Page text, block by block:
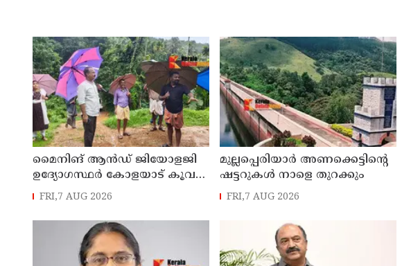
മൈനിങ് ആൻഡ്​ ജിയോളജി
ഉദ്യോഗസ്ഥർ കോളയാട് കൂവ
ഉന്നതി സന്ദർശിച്ചു
FRI,7 AUG 2026
മുല്ലപ്പെരിയാർ അണക്കെട്ടിന്റെ
ഷട്ടറുകൾ നാളെ തുറക്കും
FRI,7 AUG 2026